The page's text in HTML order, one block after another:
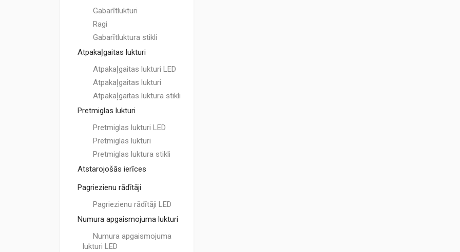
Gabarītlukturi
Ragi
Gabarītluktura stikli
Atpakaļgaitas lukturi
Atpakaļgaitas lukturi LED
Atpakaļgaitas lukturi
Atpakaļgaitas luktura stikli
Pretmiglas lukturi
Pretmiglas lukturi LED
Pretmiglas lukturi
Pretmiglas luktura stikli
Atstarojošās ierīces
Pagriezienu rādītāji
Pagriezienu rādītāji LED
Numura apgaismojuma lukturi
Numura apgaismojuma
lukturi LED